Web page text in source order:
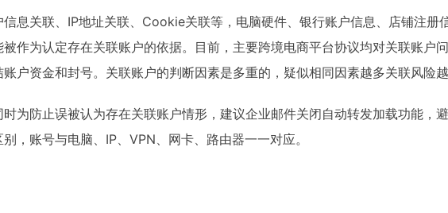
息关联、IP地址关联、Cookie关联等，电脑硬件、银行账户信息、店铺注册信
作为认定存在关联账户的依据。目前，主要跨境电商平台协议均对关联账户
户资金和封号。关联账户的判断因素是多重的，疑似相同因素越多关联风险越
为防止误被认为存在关联账户情形，建议企业邮件关闭自动转发加载功能，
，账号与电脑、IP、VPN、网卡、路由器一一对应。